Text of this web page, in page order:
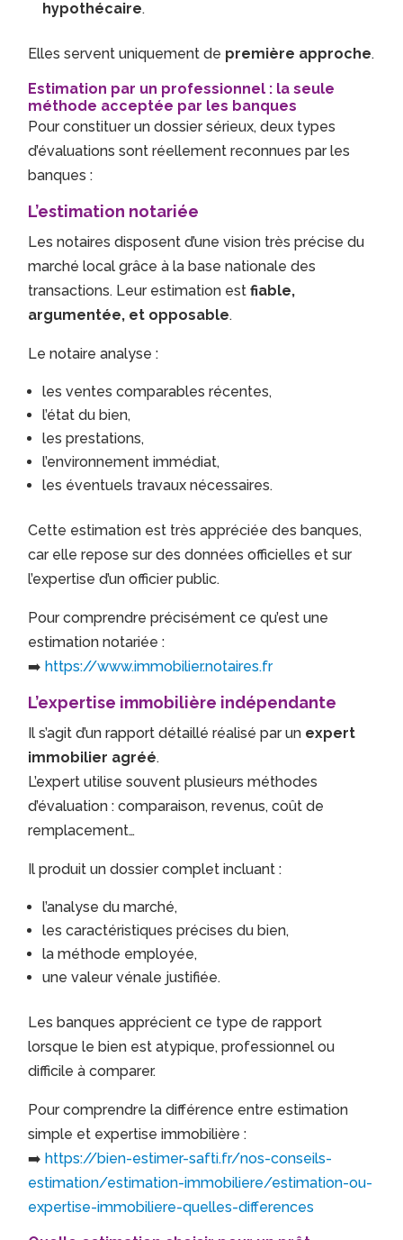
hypothécaire.
Elles servent uniquement de première approche.
Estimation par un professionnel : la seule
méthode acceptée par les banques
Pour constituer un dossier sérieux, deux types
d’évaluations sont réellement reconnues par les
banques :
L’estimation notariée
Les notaires disposent d’une vision très précise du
marché local grâce à la base nationale des
transactions. Leur estimation estfiable,
argumentée, et opposable.
Le notaire analyse :
les ventes comparables récentes,
l’état du bien,
les prestations,
l’environnement immédiat,
les éventuels travaux nécessaires.
Cette estimation est très appréciée des banques,
car elle repose sur des données officielles et sur
l’expertise d’un officier public.
Pour comprendre précisément ce qu’est une
estimation notariée :
➡️https://www.immobilier.notaires.fr
L’expertise immobilière indépendante
Il s’agit d’un rapport détaillé réalisé par un expert
immobilier agréé.
L’expert utilise souvent plusieurs méthodes
d’évaluation : comparaison, revenus, coût de
remplacement…
Il produit un dossier complet incluant :
l’analyse du marché,
les caractéristiques précises du bien,
la méthode employée,
une valeur vénale justifiée.
Les banques apprécient ce type de rapport
lorsque le bien est atypique, professionnel ou
difficile à comparer.
Pour comprendre la différence entre estimation
simple et expertise immobilière :
➡️https://bien-estimer-safti.fr/nos-conseils-
estimation/estimation-immobiliere/estimation-ou-
expertise-immobiliere-quelles-differences